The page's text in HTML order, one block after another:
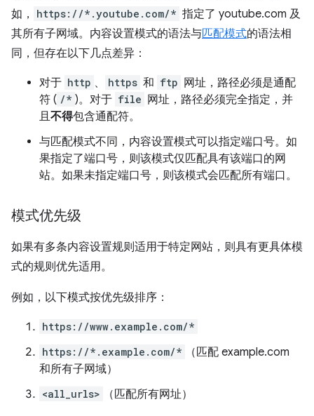
如，
https://*.youtube.com/* 指定了 youtube.com 及
其所有子网域。内容设置模式的语法与匹配模式的语法相
同，但存在以下几点差异：
对于 http 、 https 和 ftp 网址，路径必须是通配
符 ( /* )。对于 file 网址，路径必须完全指定，并
且不得包含通配符。
与匹配模式不同，内容设置模式可以指定端口号。如
果指定了端口号，则该模式仅匹配具有该端口的网
站。如果未指定端口号，则该模式会匹配所有端口。
模式优先级
如果有多条内容设置规则适用于特定网站，则具有更具体模
式的规则优先适用。
例如，以下模式按优先级排序：
https://www.example.com/*
https://*.example.com/*
（匹配 example.com
和所有子网域）
<all_urls> （匹配所有网址）